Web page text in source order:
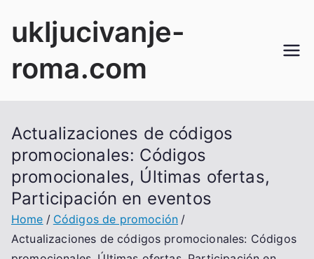
ukljucivanje-
roma.com
Actualizaciones de códigos
promocionales: Códigos
promocionales, Últimas ofertas,
Participación en eventos
Home
Códigos de promoción
Actualizaciones de códigos promocionales: Códigos